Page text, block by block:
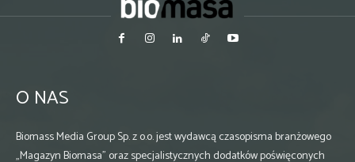
O NAS
Biomass Media Group Sp. z o.o. jest wydawcą czasopisma branżowego
„Magazyn Biomasa” oraz specjalistycznych dodatków poświęconych